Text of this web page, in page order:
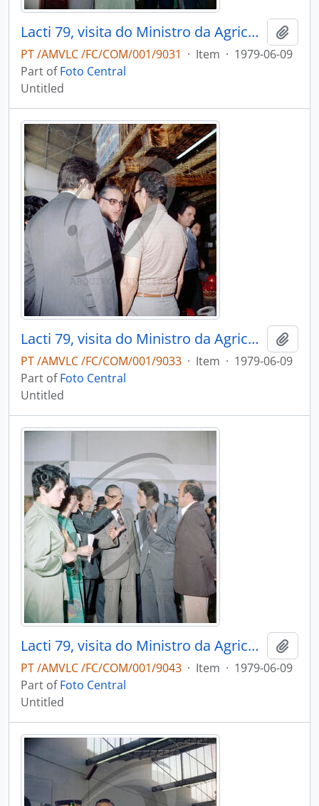
Lacti 79, visita do Ministro da Agricultura e Pescas e do Governador Civil de Aveiro
PT /AMVLC /FC/COM/001/9031 · Item · 1979-06-09
Part ofFoto Central
Untitled
Lacti 79, visita do Ministro da Agricultura e Pescas e do Governador Civil de Aveiro
PT /AMVLC /FC/COM/001/9033 · Item · 1979-06-09
Part ofFoto Central
Untitled
Lacti 79, visita do Ministro da Agricultura e Pescas e do Governador Civil de Aveiro
PT /AMVLC /FC/COM/001/9043 · Item · 1979-06-09
Part ofFoto Central
Untitled